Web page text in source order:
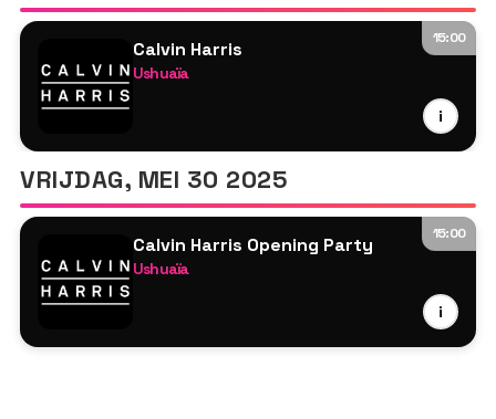
15:00
Calvin Harris
Ushuaïa
i
Tyson O'Brien
VRIJDAG, MEI 30 2025
15:00
Calvin Harris Opening Party
Ushuaïa
i
Tyson O'Brien